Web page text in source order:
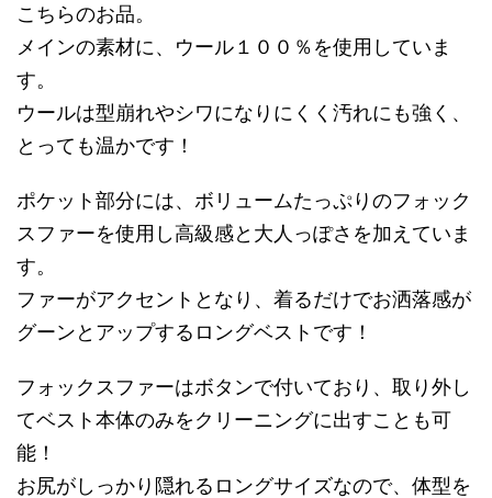
こちらのお品。
メインの素材に、ウール１００％を使用していま
す。
ウールは型崩れやシワになりにくく汚れにも強く、
とっても温かです！
ポケット部分には、ボリュームたっぷりのフォック
スファーを使用し高級感と大人っぽさを加えていま
す。
ファーがアクセントとなり、着るだけでお洒落感が
グーンとアップするロングベストです！
フォックスファーはボタンで付いており、取り外し
てベスト本体のみをクリーニングに出すことも可
能！
お尻がしっかり隠れるロングサイズなので、体型を